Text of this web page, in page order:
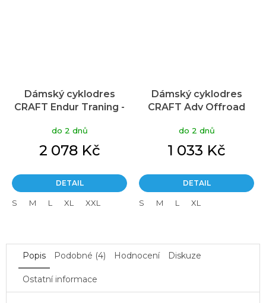
Dámský cyklodres
CRAFT Endur Traning -
do 2 dnů
2 078 Kč
DETAIL
S M L XL XXL
Dámský cyklodres
CRAFT Adv Offroad
do 2 dnů
1 033 Kč
DETAIL
S M L XL
Popis Podobné (4) Hodnocení Diskuze
Ostatní informace